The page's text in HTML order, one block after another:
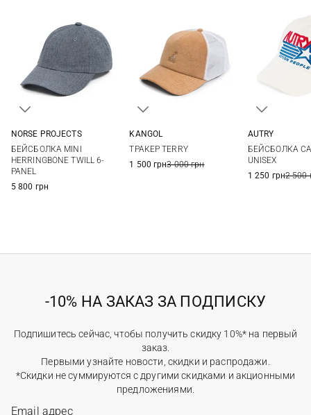
NORSE PROJECTS
БЕЙСБОЛКА MINI
HERRINGBONE TWILL 6-
PANEL
5 800 грн
KANGOL
ТРАКЕР TERRY
1 500 грн3 000 грн
AUTRY
БЕЙСБОЛКА
UNISEX
1 250 грн2 500
-10% НА ЗАКАЗ ЗА ПОДПИСКУ
Подпишитесь сейчас, чтобы получить скидку 10%* на первый
заказ.
Первыми узнайте новости, скидки и распродажи.
*Скидки не суммируются с другими скидками и акционными
предложениями.